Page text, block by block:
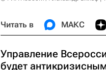
Читать в МАКС
Управление
будет